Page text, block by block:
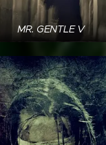
MR. GENTLE V